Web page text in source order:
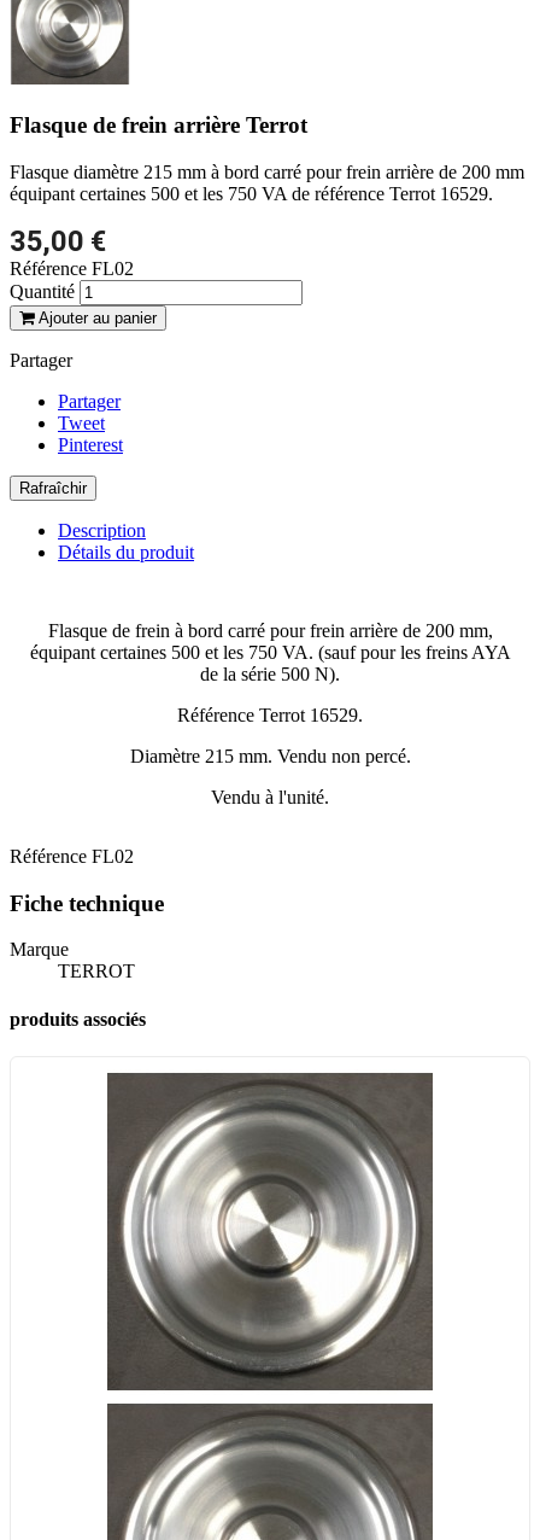
Flasque de frein arrière Terrot
Flasque diamètre 215 mm à bord carré pour frein arrière de 200 mm
équipant certaines 500 et les 750 VA de référence Terrot 16529.
35,00 €
Référence FL02
Quantité
Ajouter au panier
Partager
Partager
Tweet
Pinterest
Description
Détails du produit
Flasque de frein à bord carré pour frein arrière de 200 mm,
équipant certaines 500 et les 750 VA. (sauf pour les freins AYA
de la série 500 N).
Référence Terrot 16529.
Diamètre 215 mm. Vendu non percé.
Vendu à l'unité.
Référence FL02
Fiche technique
Marque
TERROT
produits associés